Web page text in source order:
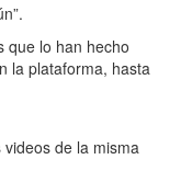
que lo han hecho
la plataforma, hasta
de la misma